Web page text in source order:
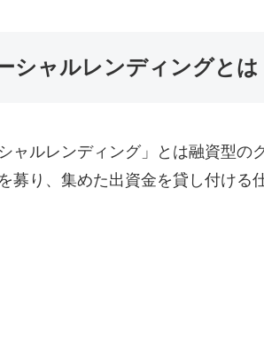
シャルレンディングとは
シャルレンディング」とは融資型
募り、集めた出資金を貸し付ける